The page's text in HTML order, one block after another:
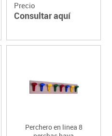
Precio
Consultar aquí
Perchero en linea 8